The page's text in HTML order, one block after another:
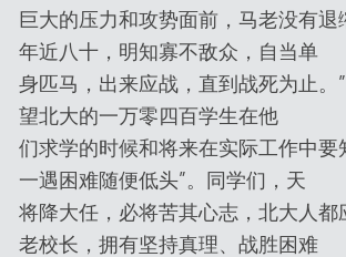
巨大的压力和攻势面前，马老没有退
年近八十，明知寡不敌众，自当单
身匹马，出来应战，直到战死为止。
望北大的一万零四百学生在他
们求学的时候和将来在实际工作中要
一遇困难随便低头”。同学们，天
将降大任，必将苦其心志，北大人都
老校长，拥有坚持真理、战胜困难